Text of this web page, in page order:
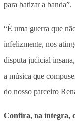
para batizar a banda”.
“É uma guerra que
infelizmente, nos
disputa judicial
a música que
do nosso parceiro
Confira, na íntegra,